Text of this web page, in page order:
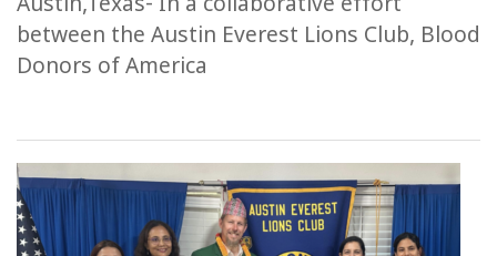
Austin,Texas- In a collaborative effort
between the Austin Everest Lions Club, Blood
Donors of America